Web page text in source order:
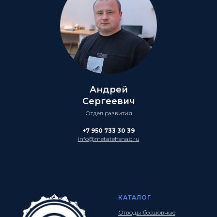
Андрей
Сергеевич
Отдел развития
+7 950 733 30 39
info@metatehsnab.ru
КАТАЛОГ
Отводы бесшовные